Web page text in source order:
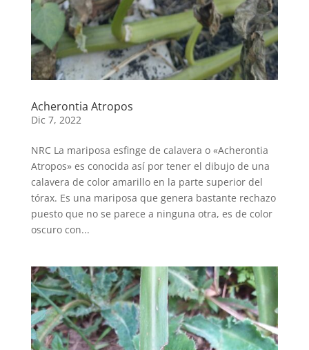
Acherontia Atropos
Dic 7, 2022
NRC La mariposa esfinge de calavera o «Acherontia
Atropos» es conocida así por tener el dibujo de una
calavera de color amarillo en la parte superior del
tórax. Es una mariposa que genera bastante rechazo
puesto que no se parece a ninguna otra, es de color
oscuro con...